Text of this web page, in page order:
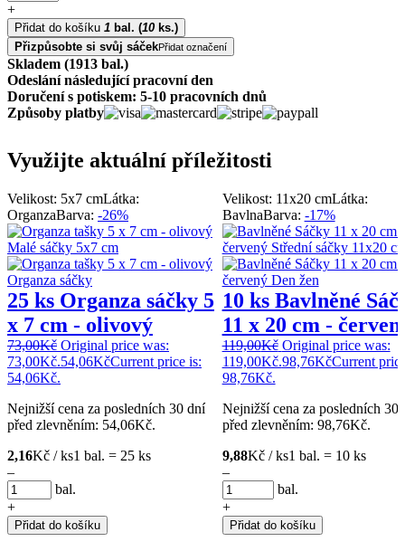
+
Přidat do košíku 1 bal. (10 ks.)
Přizpůsobte si svůj sáčekPřidat označení
Skladem (1913 bal.)
Odeslání následující pracovní den
Doručení s potiskem: 5-10 pracovních dnů
Způsoby platby
Využijte aktuální příležitosti
Velikost: 5x7 cmLátka:
OrganzaBarva: -26%
25 ks Organza sáčky 5
x 7 cm - olivový
73,00Kč Original price was:
73,00Kč.54,06KčCurrent price is:
54,06Kč.
Nejnižší cena za posledních 30 dní
před zlevněním: 54,06Kč.
2,16Kč / ks1 bal. = 25 ks
–
bal.
+
Přidat do košíku
Velikost: 11x20 cmLátka:
BavlnaBarva: -17%
10 ks Bavlněné
11 x 20 cm -
119,00Kč Original price was:
119,00Kč.98,76KčCurrent
98,76Kč.
Nejnižší cena za posledních 30
před zlevněním: 98,76Kč.
9,88Kč / ks1 bal. = 10 ks
–
bal.
+
Přidat do košíku